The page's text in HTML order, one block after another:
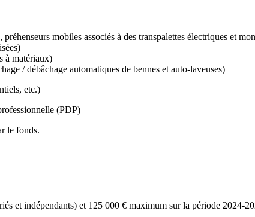
mobiles associés à des transpalettes électriques et
à matériaux)
/ débâchage automatiques de bennes et auto-laveuses)
etc.)
(PDP)
le fonds.
et indépendants) et 125 000 € maximum sur la période 2024-